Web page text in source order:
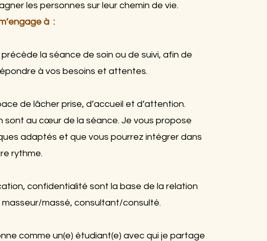
les personnes sur leur chemin de vie.
à :
la séance de soin ou de suivi, afin de
à vos besoins et attentes.
de lâcher prise, d’accueil et d’attention.
sont au cœur de la séance. Je vous propose
adaptés et que vous pourrez intégrer dans
rythme.
confidentialité sont la base de la relation
masseur/massé, consultant/consulté.
comme un(e) étudiant(e) avec qui je partage